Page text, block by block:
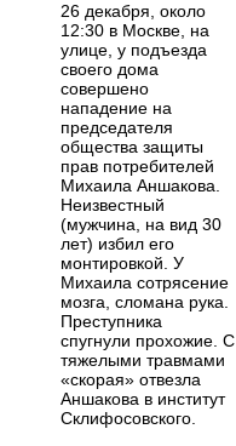
26 декабря, около
12:30 в Москве, на
улице, у подъезда
своего дома
совершено
нападение на
председателя
общества защиты
прав потребителей
Михаила Аншакова.
Неизвестный
(мужчина, на вид 30
лет) избил его
монтировкой. У
Михаила сотрясение
мозга, сломана рука.
Преступника
спугнули прохожие. С
тяжелыми травмами
«скорая» отвезла
Аншакова в институт
Склифосовского.